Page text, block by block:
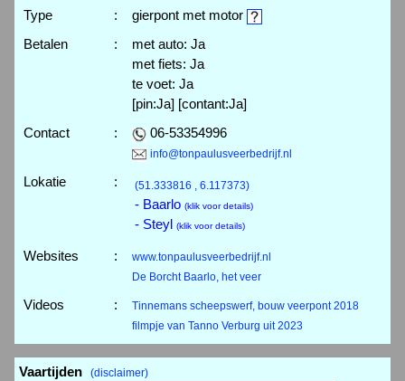
Type
:
gierpont met motor
Betalen
:
met auto: Ja
met fiets: Ja
te voet: Ja
[pin:Ja] [contant:Ja]
Contact
: 06-53354996
info@tonpaulusveerbedrijf.nl
Lokatie : (51.333816 , 6.117373)
- Baarlo (klik voor details)
- Steyl (klik voor details)
Websites :
www.tonpaulusveerbedrijf.nl
De Borcht Baarlo, het veer
Videos :
Tinnemans scheepswerf, bouw veerpont 2018
filmpje van Tanno Verburg uit 2023
Vaartijden (disclaimer)